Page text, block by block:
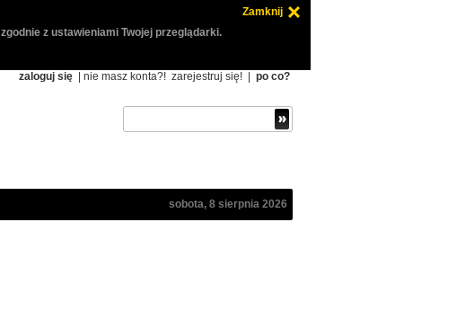
Zamknij
z ustawieniami Twojej przeglądarki.
zaloguj się | nie masz konta?! zarejestruj się! po co?
sobota, 8 sierpnia 2026